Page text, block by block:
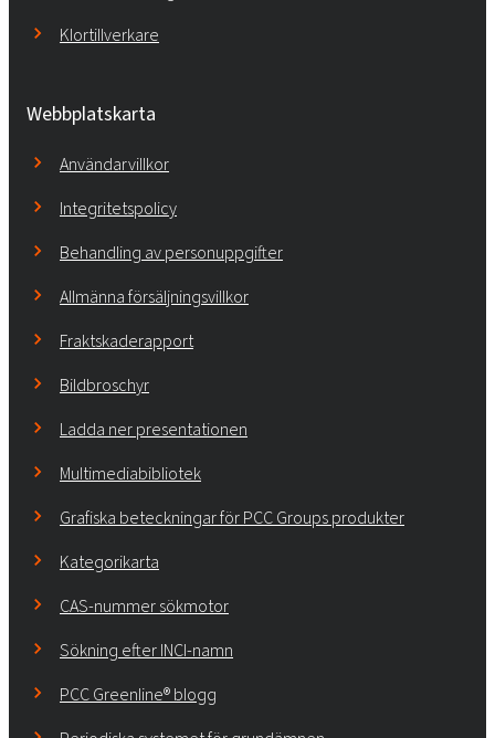
Klortillverkare
Webbplatskarta
Användarvillkor
Integritetspolicy
Behandling av personuppgifter
Allmänna försäljningsvillkor
Fraktskaderapport
Bildbroschyr
Ladda ner presentationen
Multimediabibliotek
Grafiska beteckningar för PCC Groups produkter
Kategorikarta
CAS-nummer sökmotor
Sökning efter INCI-namn
PCC Greenline® blogg